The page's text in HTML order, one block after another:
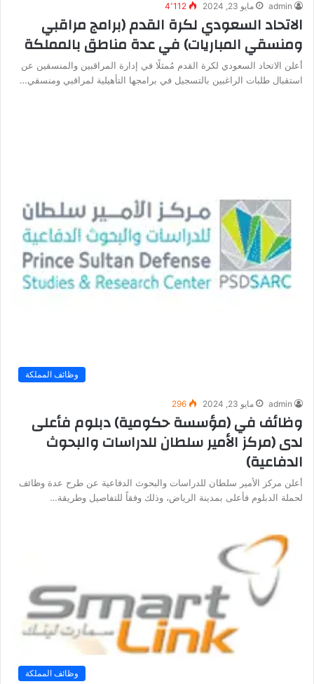
admin مايو 23, 2024 4٬112
الاتحاد السعودي لكرة القدم (برامج مراقبي
ومنسقي المباريات) في عدة مناطق بالمملكة
أعلن الاتحاد السعودي لكرة القدم مُمثلًا في إدارة المراقبين والمنسقين عن
استقبال طلبات الراغبين بالتسجيل في برامجها التأهيلية لمراقبي ومنسقي…
وظائف المملكة
admin مايو 23, 2024 296
وظائف في (مؤسسة حكومية) دبلوم فأعلى
لدى (مركز الأمير سلطان للدراسات والبحوث
الدفاعية)
أعلن مركز الأمير سلطان للدراسات والبحوث الدفاعية عن طرح عدة وظائف
لحملة الدبلوم فأعلى بمدينة الرياض، وذلك وفقاً للتفاصيل وطريقة…
وظائف المملكة